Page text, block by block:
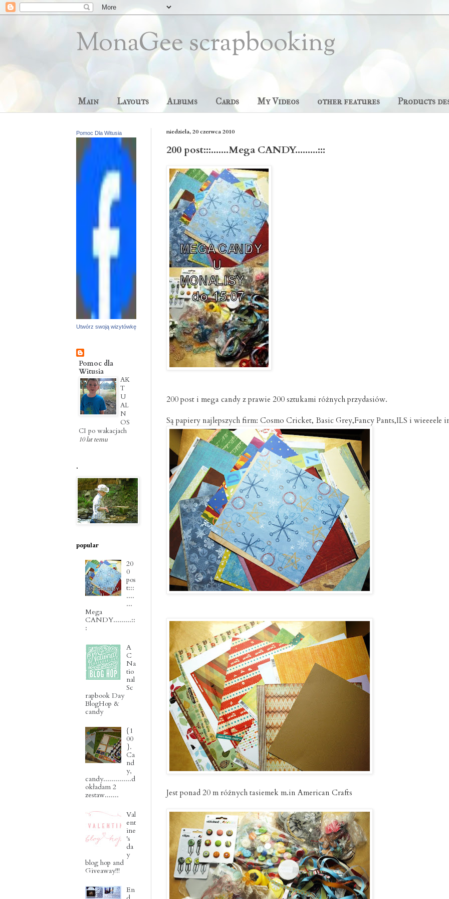
MonaGee scrapbooking
Main Layouts Albums Cards My Videos other features Products
niedziela, 20 czerwca 2010
200 post:::.......Mega CANDY.........:::
200 post i mega candy z prawie 200 sztukami różnych przydasiów.
Są papiery najlepszych firm: Cosmo Cricket, Basic Grey,Fancy Pants,ILS i wieeeele
Jest ponad 20 m różnych tasiemek m.in American Crafts
Pomoc Dla Witusia
Utwórz swoją wizytówkę
Pomoc dla
Witusia
AK
T
U
AL
N
OS
CI po wakacjach
10 lat temu
.
popular
20
0
pos
t:::
....
...
Mega
CANDY.........::
:
A
C
Na
tio
nal
Sc
rapbook Day
BlogHop &
candy
{1
00
}.
Ca
nd
y,
candy..............d
okładam 2
zestaw.......
Val
ent
ine
's
da
y
blog hop and
Giveaway!!!
En